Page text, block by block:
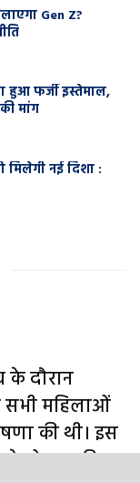
Gen Z?
हुआ फर्जी इस्तेमाल,
मांग
नई दिशा :
के दौरान
सभी महिलाओं
की थी। इस
योजना की